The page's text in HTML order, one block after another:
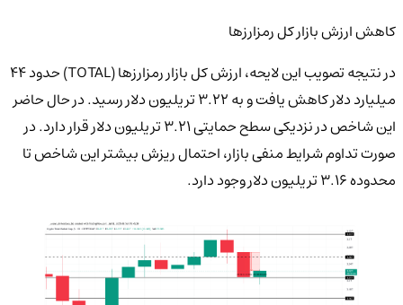
کاهش ارزش بازار کل رمزارزها
در نتیجه تصویب این لایحه، ارزش کل بازار رمزارزها (TOTAL) حدود ۴۴
میلیارد دلار کاهش یافت و به ۳.۲۲ تریلیون دلار رسید. در حال حاضر
این شاخص در نزدیکی سطح حمایتی ۳.۲۱ تریلیون دلار قرار دارد. در
صورت تداوم شرایط منفی بازار، احتمال ریزش بیشتر این شاخص تا
محدوده ۳.۱۶ تریلیون دلار وجود دارد.